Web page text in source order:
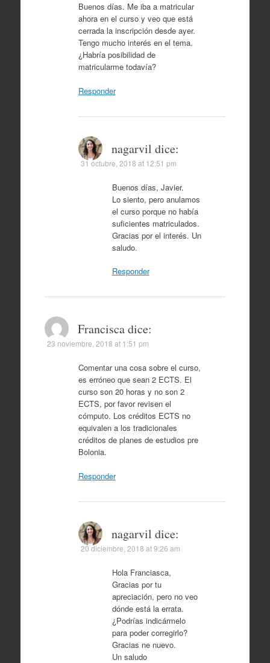
Buenos días. Me iba a matricular
ahora en el curso y veo que está
cerrada la inscripción desde ayer.
Tengo mucho interés en el tema.
¿Habría posibilidad de
matricularme todavía?
Responder
nagarvil dice:
31 octubre, 2018 at 12:51 pm
Buenos días, Javier.
Lo siento, pero anulamos
el curso porque no había
suficientes matriculados.
Gracias por el interés. Un
saludo.
Responder
Francisca dice:
23 noviembre, 2018 at 1:51 pm
Comentar una cosa sobre el curso,
es erróneo que sean 2 ECTS. El
curso son 20 horas y no son 2
ECTS, por favor revisen el
cómputo. Los créditos ECTS no
equivalen a los tradicionales
créditos de planes de estudios pre
Bolonia.
Responder
nagarvil dice:
20 diciembre, 2018 at 9:26 am
Hola Franciasca,
Gracias por tu
apreciación, pero no veo
dónde está la errata.
¿Podrías indicármelo
para poder corregirlo?
Gracias ne nuevo.
Un saludo